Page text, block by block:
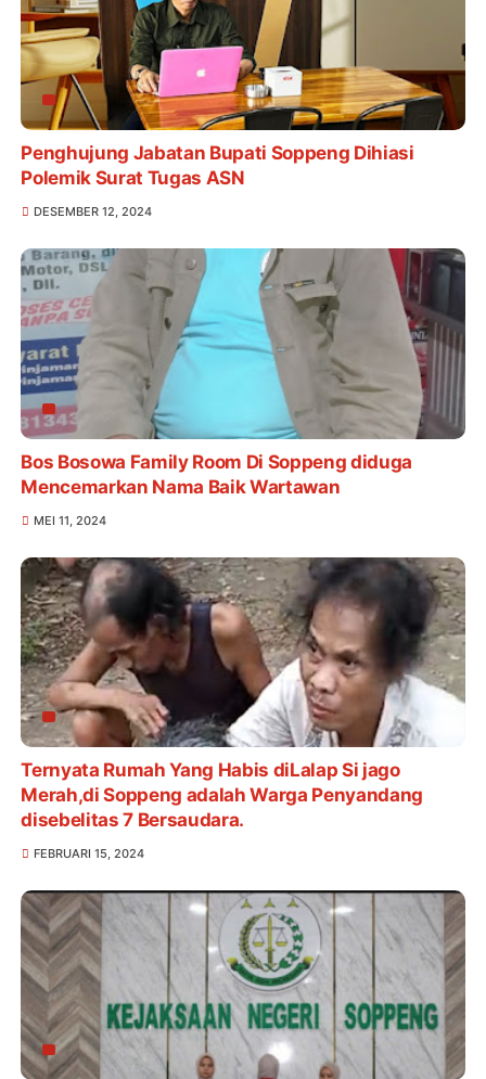
Penghujung Jabatan Bupati Soppeng Dihiasi
Polemik Surat Tugas ASN
DESEMBER 12, 2024
Bos Bosowa Family Room Di Soppeng diduga
Mencemarkan Nama Baik Wartawan
MEI 11, 2024
Ternyata Rumah Yang Habis diLalap Si jago
Merah,di Soppeng adalah Warga Penyandang
disebelitas 7 Bersaudara.
FEBRUARI 15, 2024